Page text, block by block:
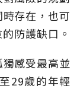
存在，也可
防護缺口。
感受最高並
29歲的年輕